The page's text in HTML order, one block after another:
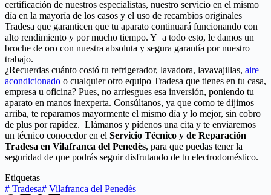
certificación de nuestros especialistas, nuestro servicio en el mismo
día en la mayoría de los casos y el uso de recambios originales
Tradesa que garanticen que tu aparato continuará funcionando con
alto rendimiento y por mucho tiempo. Y a todo esto, le damos un
broche de oro con nuestra absoluta y segura garantía por nuestro
trabajo.
¿Recuerdas cuánto costó tu refrigerador, lavadora, lavavajillas, aire
acondicionado o cualquier otro equipo Tradesa que tienes en tu casa,
empresa u oficina? Pues, no arriesgues esa inversión, poniendo tu
aparato en manos inexperta. Consúltanos, ya que como te dijimos
arriba, te reparamos mayormente el mismo día y lo mejor, sin cobro
de plus por rapidez. Llámanos y pídenos una cita y te enviaremos
un técnico conocedor en el Servicio Técnico y de Reparación
Tradesa en Vilafranca del Penedès, para que puedas tener la
seguridad de que podrás seguir disfrutando de tu electrodoméstico.
Etiquetas
# Tradesa# Vilafranca del Penedès